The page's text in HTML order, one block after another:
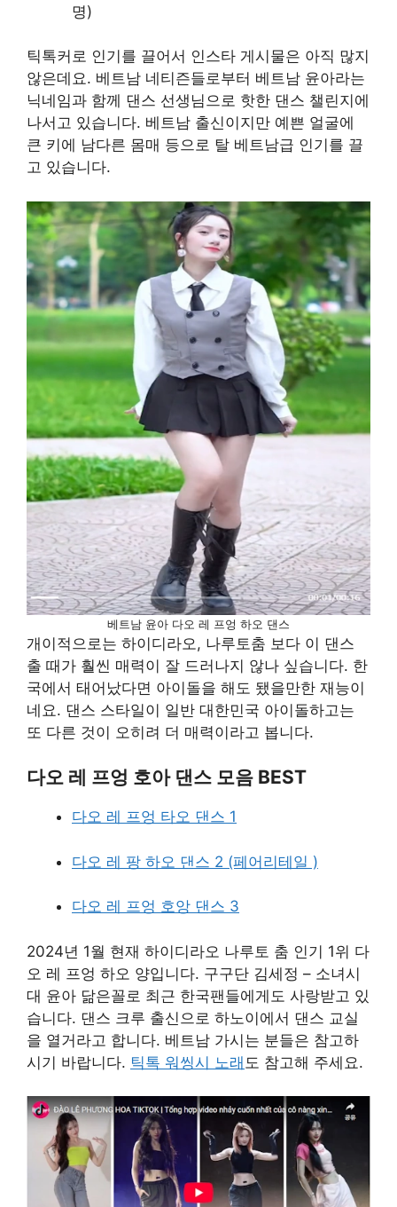
명)
틱톡커로 인기를 끌어서 인스타 게시물은 아직 많지
않은데요. 베트남 네티즌들로부터 베트남 윤아라는
닉네임과 함께 댄스 선생님으로 핫한 댄스 챌린지에
나서고 있습니다. 베트남 출신이지만 예쁜 얼굴에
큰 키에 남다른 몸매 등으로 탈 베트남급 인기를 끌
고 있습니다.
베트남 윤아 다오 레 프엉 하오 댄스
개이적으로는 하이디라오, 나루토춤 보다 이 댄스
출 때가 훨씬 매력이 잘 드러나지 않나 싶습니다. 한
국에서 태어났다면 아이돌을 해도 됐을만한 재능이
네요. 댄스 스타일이 일반 대한민국 아이돌하고는
또 다른 것이 오히려 더 매력이라고 봅니다.
다오 레 프엉 호아 댄스 모음 BEST
다오 레 프엉 타오 댄스 1
다오 레 팡 하오 댄스 2 (페어리테일 )
다오 레 프엉 호앙 댄스 3
2024년 1월 현재 하이디라오 나루토 춤 인기 1위 다
오 레 프엉 하오 양입니다. 구구단 김세정 – 소녀시
대 윤아 닮은꼴로 최근 한국팬들에게도 사랑받고 있
습니다. 댄스 크루 출신으로 하노이에서 댄스 교실
을 열거라고 합니다. 베트남 가시는 분들은 참고하
시기 바랍니다. 틱톡 워씽시 노래 도 참고해 주세요.